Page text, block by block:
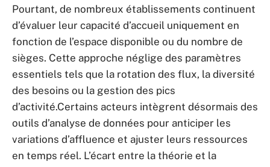
Pourtant, de nombreux établissements continuent
d’évaluer leur capacité d’accueil uniquement en
fonction de l’espace disponible ou du nombre de
sièges. Cette approche néglige des paramètres
essentiels tels que la rotation des flux, la diversité
des besoins ou la gestion des pics
d’activité.Certains acteurs intègrent désormais des
outils d’analyse de données pour anticiper les
variations d’affluence et ajuster leurs ressources
en temps réel. L’écart entre la théorie et la